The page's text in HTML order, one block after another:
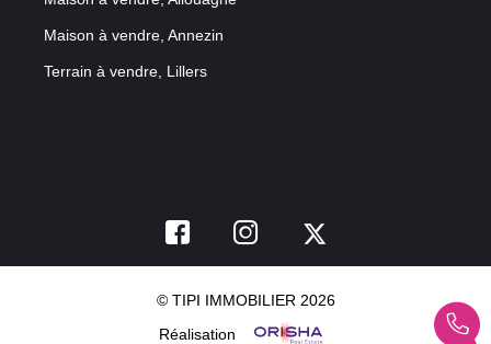
Maison à vendre, Annezin
Terrain à vendre, Lillers
© TIPI IMMOBILIER 2026
Réalisation